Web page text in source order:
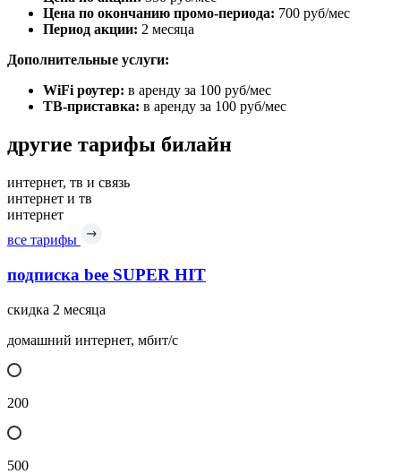
Цена по окончанию промо-периода: 700 руб/мес
Период акции: 2 месяца
Дополнительные услуги:
WiFi роутер: в аренду за 100 руб/мес
ТВ-приставка: в аренду за 100 руб/мес
другие тарифы билайн
интернет, тв и связь
интернет и тв
интернет
все тарифы
подписка bee SUPER HIT
скидка 2 месяца
домашний интернет, мбит/с
200
500